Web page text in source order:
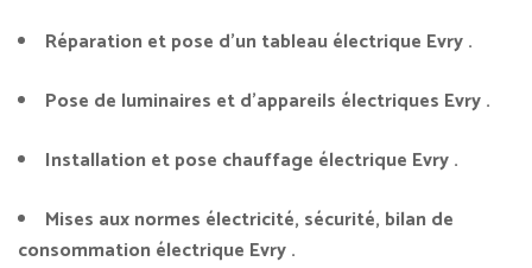
Réparation et pose d’un tableau électrique Evry .
Pose de luminaires et d’appareils électriques Evry .
Installation et pose chauffage électrique Evry .
Mises aux normes électricité, sécurité, bilan de
consommation électrique Evry .